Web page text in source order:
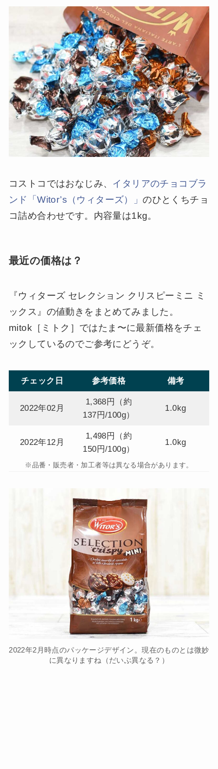
コストコではおなじみ、 イタリアのチョコブラ
ンド「Witor’s（ウィターズ）」のひとくちチョ
コ詰め合わせです。内容量は1kg。
最近の価格は？
『ウィターズ セレクション クリスピーミニ ミ
ックス』の値動きをまとめてみました。
mitok［ミトク］ではたま〜に最新価格をチェ
ックしているのでご参考にどうぞ。
チェック日 参考価格 備考
2022年02月
1,368円（約
137円/100g）
1.0kg
2022年12月
1,498円（約
150円/100g）
1.0kg
※品番・販売者・加工者等は異なる場合があります。
2022年2月時点のパッケージデザイン。現在のものとは微妙
に異なりますね（だいぶ異なる？）